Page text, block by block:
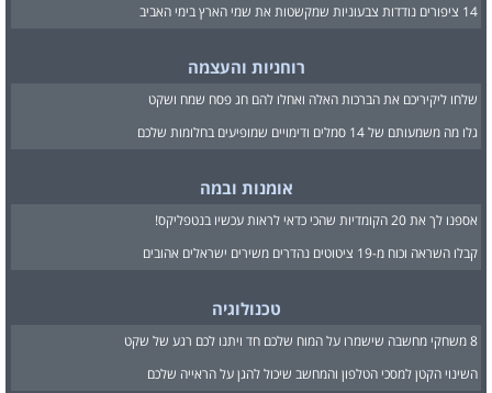
14 ציפורים נודדות צבעוניות שמקשטות את שמי הארץ בימי האביב
רוחניות והעצמה
שלחו ליקיריכם את הברכות האלה ואחלו להם חג פסח שמח ושקט
גלו מה משמעותם של 14 סמלים ודימויים שמופיעים בחלומות שלכם
אומנות ובמה
אספנו לך את 20 הקומדיות שהכי כדאי לראות עכשיו בנטפליקס!
קבלו השראה וכוח מ-19 ציטוטים נהדרים משירים ישראלים אהובים
טכנולוגיה
8 משחקי מחשבה שישמרו על המוח שלכם חד ויתנו לכם רגע של שקט
השינוי הקטן למסכי הטלפון והמחשב שיכול להגן על הראייה שלכם